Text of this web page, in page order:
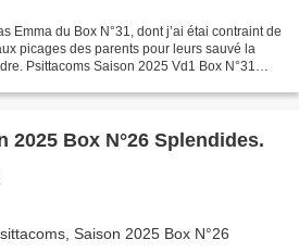
Emma du Box N°31, dont j’ai étai contraint de
picages des parents pour leurs sauvé la
Psittacoms Saison 2025 Vd1 Box N°31
2025 Box N°26 Splendides.